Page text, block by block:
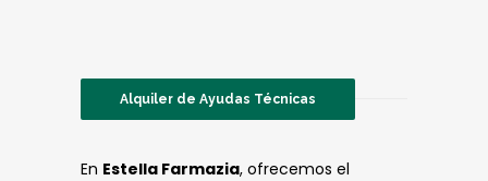
Alquiler de Ayudas Técnicas
En Estella Farmazia, ofrecemos el